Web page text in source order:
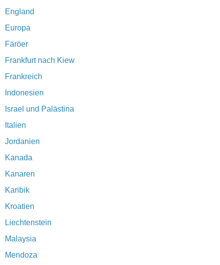
England
Europa
Färöer
Frankfurt nach Kiew
Frankreich
Indonesien
Israel und Palästina
Italien
Jordanien
Kanada
Kanaren
Karibik
Kroatien
Liechtenstein
Malaysia
Mendoza